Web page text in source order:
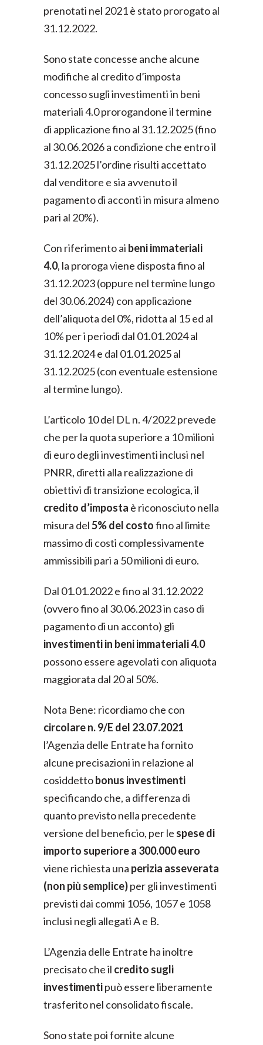
prenotati nel 2021 è stato prorogato al
31.12.2022.
Sono state concesse anche alcune
modifiche al credito d’imposta
concesso sugli investimenti in beni
materiali 4.0 prorogandone il termine
di applicazione fino al 31.12.2025 (fino
al 30.06.2026 a condizione che entro il
31.12.2025 l’ordine risulti accettato
dal venditore e sia avvenuto il
pagamento di acconti in misura almeno
pari al 20%).
Con riferimento ai beni immateriali
4.0, la proroga viene disposta fino al
31.12.2023 (oppure nel termine lungo
del 30.06.2024) con applicazione
dell’aliquota del 0%, ridotta al 15 ed al
10% per i periodi dal 01.01.2024 al
31.12.2024 e dal 01.01.2025 al
31.12.2025 (con eventuale estensione
al termine lungo).
L’articolo 10 del DL n. 4/2022 prevede
che per la quota superiore a 10 milioni
di euro degli investimenti inclusi nel
PNRR, diretti alla realizzazione di
obiettivi di transizione ecologica, il
credito d’imposta è riconosciuto nella
misura del5% del costofino al limite
massimo di costi complessivamente
ammissibili pari a 50 milioni di euro.
Dal 01.01.2022 e fino al 31.12.2022
(ovvero fino al 30.06.2023 in caso di
pagamento di un acconto) gli
investimenti in beni immateriali 4.0
possono essere agevolati con aliquota
maggiorata dal 20 al 50%.
Nota Bene: ricordiamo che con
circolare n. 9/E del 23.07.2021
l’Agenzia delle Entrate ha fornito
alcune precisazioni in relazione al
cosiddettobonus investimenti
specificando che, a differenza di
quanto previsto nella precedente
versione del beneficio, per le spese di
importo superiore a 300.000 euro
viene richiesta una perizia asseverata
(non più semplice)per gli investimenti
previsti dai commi 1056, 1057 e 1058
inclusi negli allegati A e B.
L’Agenzia delle Entrate ha inoltre
precisato che il credito sugli
investimentipuò essere liberamente
trasferito nel consolidato fiscale.
Sono state poi fornite alcune